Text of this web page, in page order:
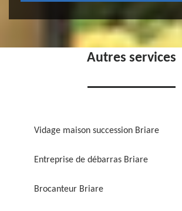
Autres services
Vidage maison succession Briare
Entreprise de débarras Briare
Brocanteur Briare